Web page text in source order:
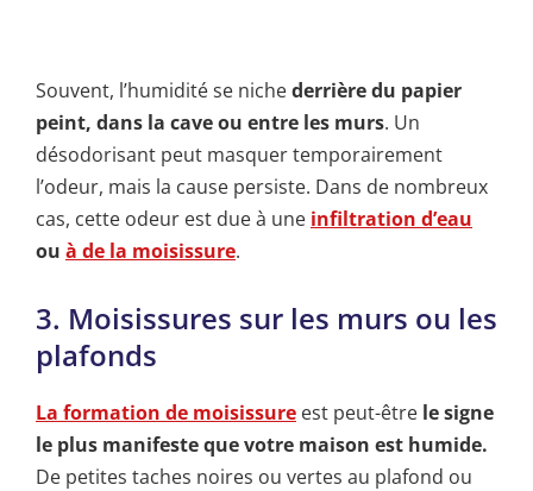
Souvent, l’humidité se nichederrière du papier
peint, dans la cave ou entre les murs. Un
désodorisant peut masquer temporairement
l’odeur, mais la cause persiste. Dans de nombreux
cas, cette odeur est due à une infiltration d’eau
ou à de la moisissure.
3. Moisissures sur les murs ou les
plafonds
La formation de moisissure est peut-être le signe
le plus manifeste que votre maison est humide.
De petites taches noires ou vertes au plafond ou